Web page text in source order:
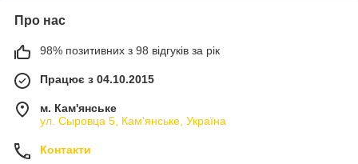
Про нас
98% позитивних з 98 відгуків за рік
Працює з 04.10.2015
м. Кам'янське
ул. Сыровца 5, Кам'янське, Україна
Контакти